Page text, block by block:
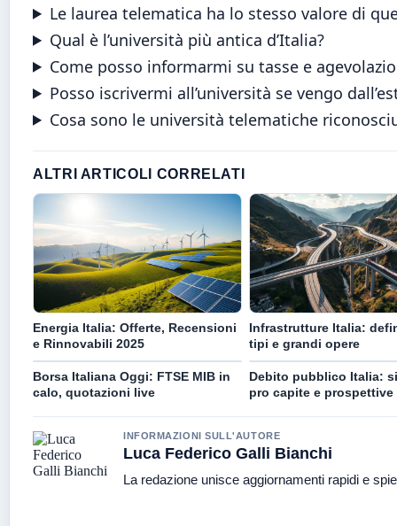
Le laurea telematica ha lo stesso valore di
Qual è l’università più antica d’Italia?
Come posso informarmi su tasse e
Posso iscrivermi all’università se vengo
Cosa sono le università telematiche
ALTRI ARTICOLI CORRELATI
Energia Italia: Offerte, Recensioni
e Rinnovabili 2025
Infrastrutture Italia:
tipi e grandi opere
Borsa Italiana Oggi: FTSE MIB in
calo, quotazioni live
Debito pubblico Italia:
pro capite e prospettive
INFORMAZIONI SULL'AUTORE
Luca Federico Galli Bianchi
La redazione unisce aggiornamenti rapidi e